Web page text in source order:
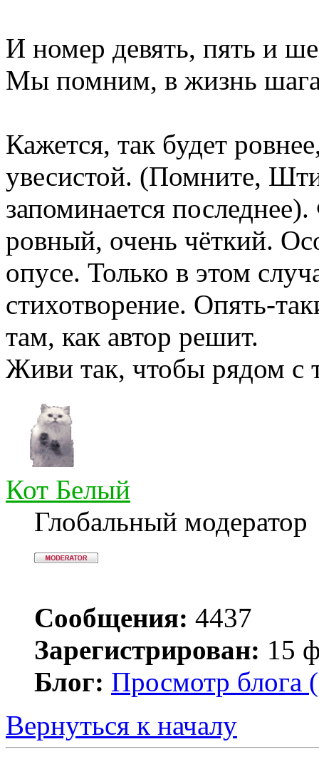
И номер девять, пять и
Мы помним, в жизнь
Кажется, так будет
увесистой. (Помните,
запоминается
ровный, очень чёткий.
опусе. Только в этом
стихотворение. Опять-
там, как автор решит.
Живи так, чтобы рядом с
Кот Белый
Глобальный модератор
Сообщения: 4437
Зарегистрирован: 15
Блог: Просмотр блога
Вернуться к началу